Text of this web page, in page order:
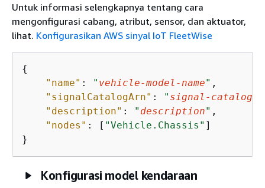
Untuk informasi selengkapnya tentang cara
mengonfigurasi cabang, atribut, sensor, dan aktuator,
lihat. Konfigurasikan AWS sinyal IoT FleetWise
{
"name" : " vehicle-model-name" ,
"signalCatalogArn" : " signal-catalog-
"description" : " description" ,
"nodes" : [ "Vehicle.Chassis" ]
}
Konfigurasi model kendaraan